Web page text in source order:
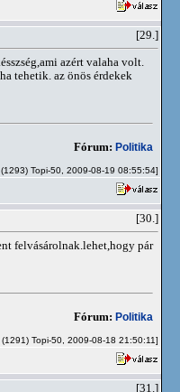
[29.]
azért valaha volt.
tehetik. az önös érdekek
Fórum: Politika
(1293) Topi-50, 2009-08-19 08:55:54]
[30.]
felvásárolnak.lehet,hogy pár
Fórum: Politika
(1291) Topi-50, 2009-08-18 21:50:11]
[31.]